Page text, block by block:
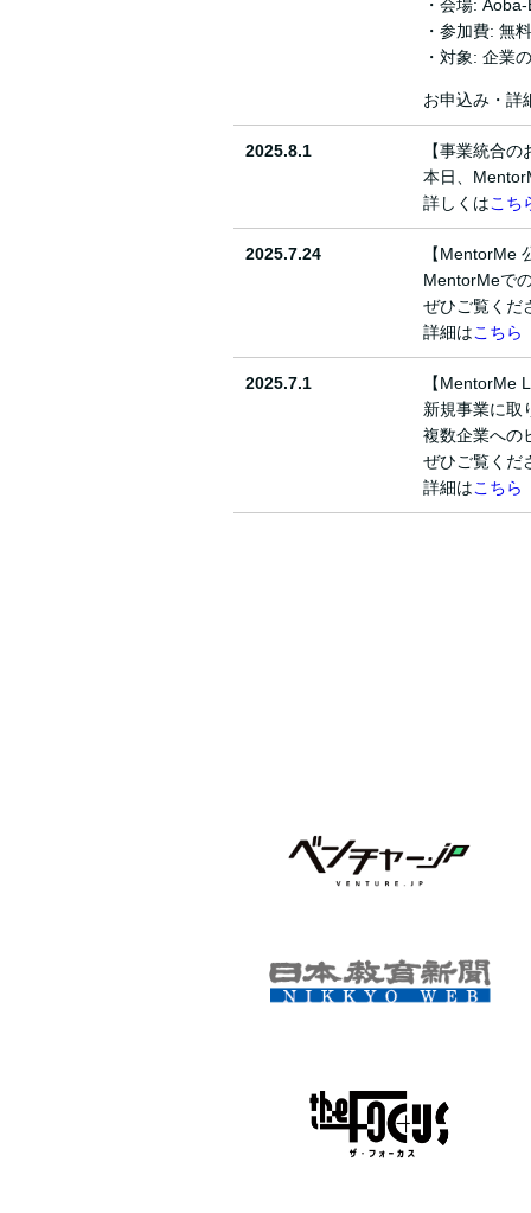
・会場:
・参加費: 無
・対象: 企業
お申込み・詳
2025.8.1
【事業統合
本日、
詳しくはこち
2025.7.24
【MentorMe
MentorMeで
ぜひご覧くだ
詳細はこちら
2025.7.1
【MentorMe
新規事業に取
複数企業への
ぜひご覧くだ
詳細はこちら